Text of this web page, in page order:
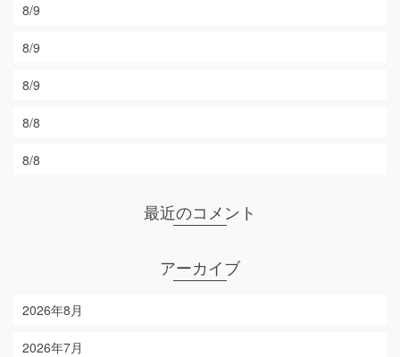
8/9
8/9
8/9
8/8
8/8
最近のコメント
アーカイブ
2026年8月
2026年7月